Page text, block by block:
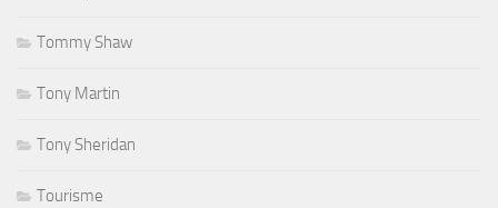
Tommy Shaw
Tony Martin
Tony Sheridan
Tourisme